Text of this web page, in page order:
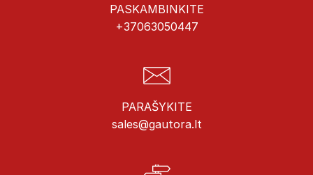
PASKAMBINKITE
+37063050447
PARAŠYKITE
sales@gautora.lt